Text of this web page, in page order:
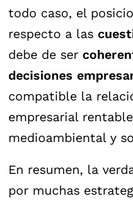
todo caso, el
respecto a las
debe de ser
decisiones
compatible la
empresarial
medioambiental y
En resumen, la
por muchas